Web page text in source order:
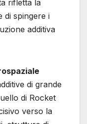
rifletta la
di spingere i
additiva
di grande
di Rocket
verso la